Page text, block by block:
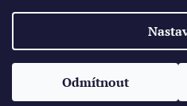
Odmítnout
vyhrazena.
Upravit